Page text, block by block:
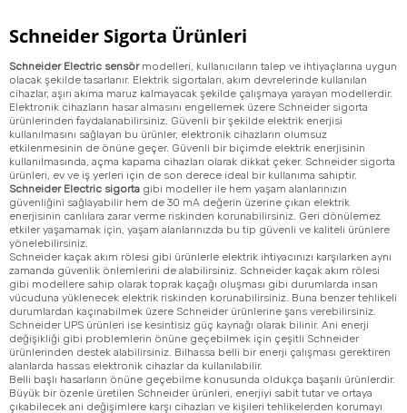
Schneider Sigorta Ürünleri
Schneider Electric sensör modelleri, kullanıcıların talep ve ihtiyaçlarına uygun
olacak şekilde tasarlanır. Elektrik sigortaları, akım devrelerinde kullanılan
cihazlar, aşırı akıma maruz kalmayacak şekilde çalışmaya yarayan modellerdir.
Elektronik cihazların hasar almasını engellemek üzere Schneider sigorta
ürünlerinden faydalanabilirsiniz. Güvenli bir şekilde elektrik enerjisi
kullanılmasını sağlayan bu ürünler, elektronik cihazların olumsuz
etkilenmesinin de önüne geçer. Güvenli bir biçimde elektrik enerjisinin
kullanılmasında, açma kapama cihazları olarak dikkat çeker. Schneider sigorta
ürünleri, ev ve iş yerleri için de son derece ideal bir kullanıma sahiptir.
Schneider Electric sigorta gibi modeller ile hem yaşam alanlarınızın
güvenliğini sağlayabilir hem de 30 mA değerin üzerine çıkan elektrik
enerjisinin canlılara zarar verme riskinden korunabilirsiniz. Geri dönülemez
etkiler yaşamamak için, yaşam alanlarınızda bu tip güvenli ve kaliteli ürünlere
yönelebilirsiniz.
Schneider kaçak akım rölesi gibi ürünlerle elektrik ihtiyacınızı karşılarken aynı
zamanda güvenlik önlemlerini de alabilirsiniz. Schneider kaçak akım rölesi
gibi modellere sahip olarak toprak kaçağı oluşması gibi durumlarda insan
vücuduna yüklenecek elektrik riskinden korunabilirsiniz. Buna benzer tehlikeli
durumlardan kaçınabilmek üzere Schneider ürünlerine şans verebilirsiniz.
Schneider UPS ürünleri ise kesintisiz güç kaynağı olarak bilinir. Ani enerji
değişikliği gibi problemlerin önüne geçebilmek için çeşitli Schneider
ürünlerinden destek alabilirsiniz. Bilhassa belli bir enerji çalışması gerektiren
alanlarda hassas elektronik cihazlar da kullanılabilir.
Belli başlı hasarların önüne geçebilme konusunda oldukça başarılı ürünlerdir.
Büyük bir özenle üretilen Schneider ürünleri, enerjiyi sabit tutar ve ortaya
çıkabilecek ani değişimlere karşı cihazları ve kişileri tehlikelerden korumayı